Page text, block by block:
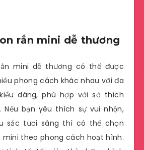
rắn mini dễ thương
mini dễ thương có thể được
phong cách khác nhau với đa
dáng, phù hợp với sở thích
Nếu bạn yêu thích sự vui nhộn,
sắc tươi sáng thì có thể chọn
mini theo phong cách hoạt hình.